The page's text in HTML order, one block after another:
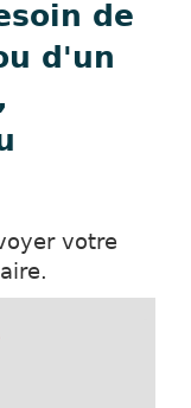
de
d'un
votre